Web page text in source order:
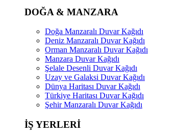
DOĞA & MANZARA
Doğa Manzaralı Duvar Kağıdı
Deniz Manzaralı Duvar Kağıdı
Orman Manzaralı Duvar Kağıdı
Manzara Duvar Kağıdı
Şelale Desenli Duvar Kağıdı
Uzay ve Galaksi Duvar Kağıdı
Dünya Haritası Duvar Kağıdı
Türkiye Haritası Duvar Kağıdı
Şehir Manzaralı Duvar Kağıdı
İŞ YERLERİ